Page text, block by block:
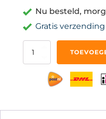
Nu besteld,
Gratis
Vergrootglas
Opvouwbare